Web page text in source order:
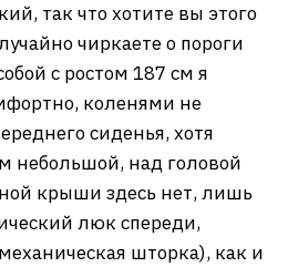
так что хотите вы этого
чиркаете о пороги
с ростом 187 см я
коленями не
сиденья, хотя
небольшой, над головой
крыши здесь нет, лишь
люк спереди,
шторка), как и